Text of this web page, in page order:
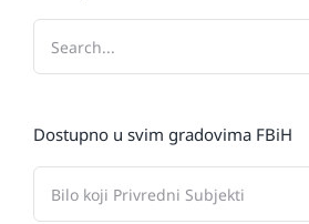
Dostupno u svim gradovima FBiH